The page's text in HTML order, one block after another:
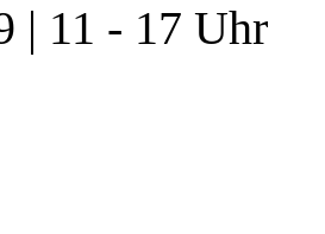
| 11 - 17 Uhr